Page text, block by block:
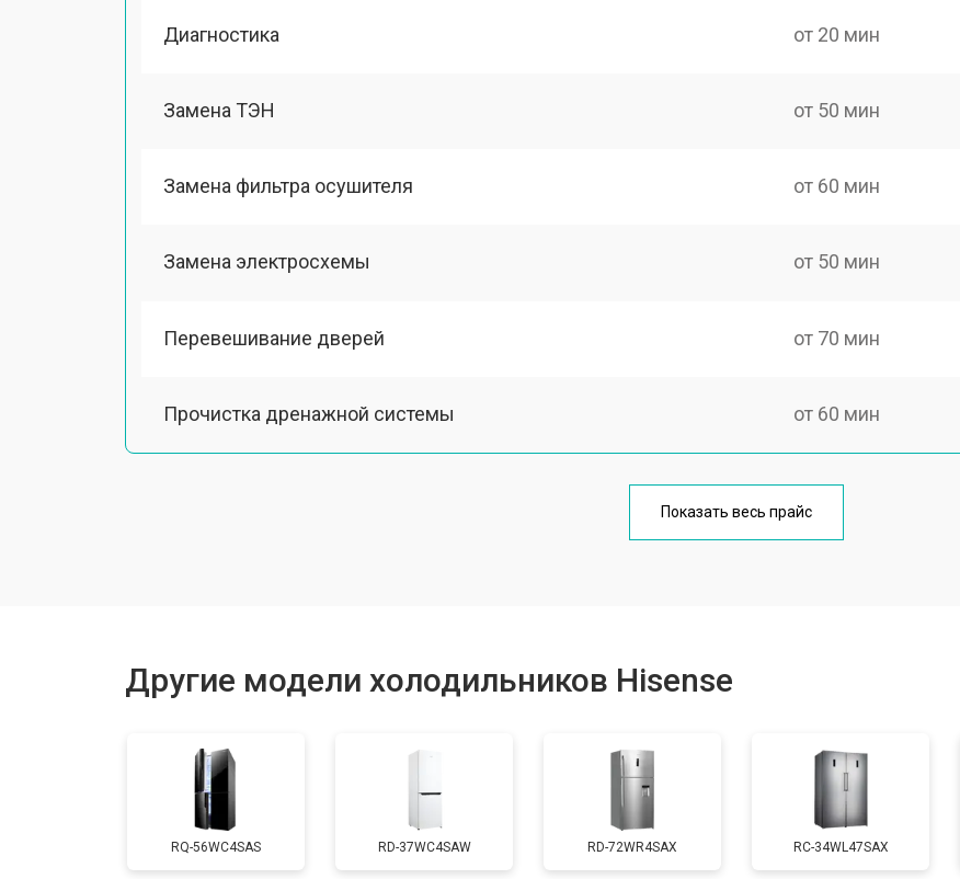
Диагностика от 20 мин
Замена ТЭН от 50 мин
Замена фильтра осушителя от 60 мин
Замена электросхемы от 50 мин
Перевешивание дверей от 70 мин
Прочистка дренажной системы от 60 мин
от 60 мин
Замена таймера от 70 мин
Замена платы управления (мат.платы, мейн платы) от 50 мин
Показать весь прайс
Другие модели холодильников Hisense
RQ-56WC4SAS RD-37WC4SAW RD-72WR4SAX RС-34WL47SAX